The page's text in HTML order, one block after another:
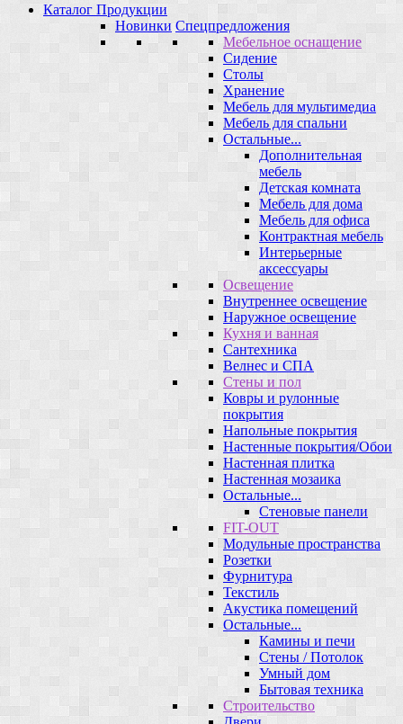
Каталог Продукции
Новинки Спецпредложения
Мебельное оснащение
Сидение
Столы
Хранение
Мебель для мультимедиа
Мебель для спальни
Остальные...
Дополнительная
мебель
Детская комната
Мебель для дома
Мебель для офиса
Контрактная мебель
Интерьерные
аксессуары
Освещение
Внутреннее освещение
Наружное освещение
Кухня и ванная
Сантехника
Велнес и СПА
Стены и пол
Ковры и рулонные
покрытия
Напольные покрытия
Настенные покрытия/Обои
Настенная плитка
Настенная мозаика
Остальные...
Стеновые панели
FIT-OUT
Модульные пространства
Розетки
Фурнитура
Текстиль
Акустика помещений
Остальные...
Камины и печи
Стены / Потолок
Умный дом
Бытовая техника
Строительство